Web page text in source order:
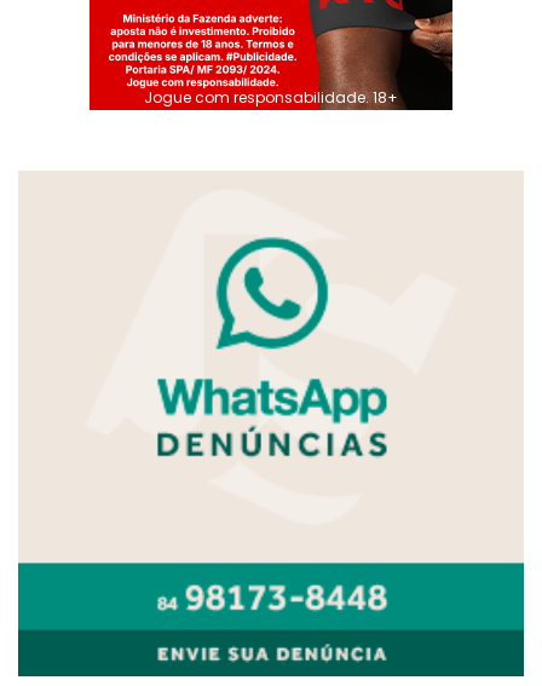
Jogue com responsabilidade. 18+